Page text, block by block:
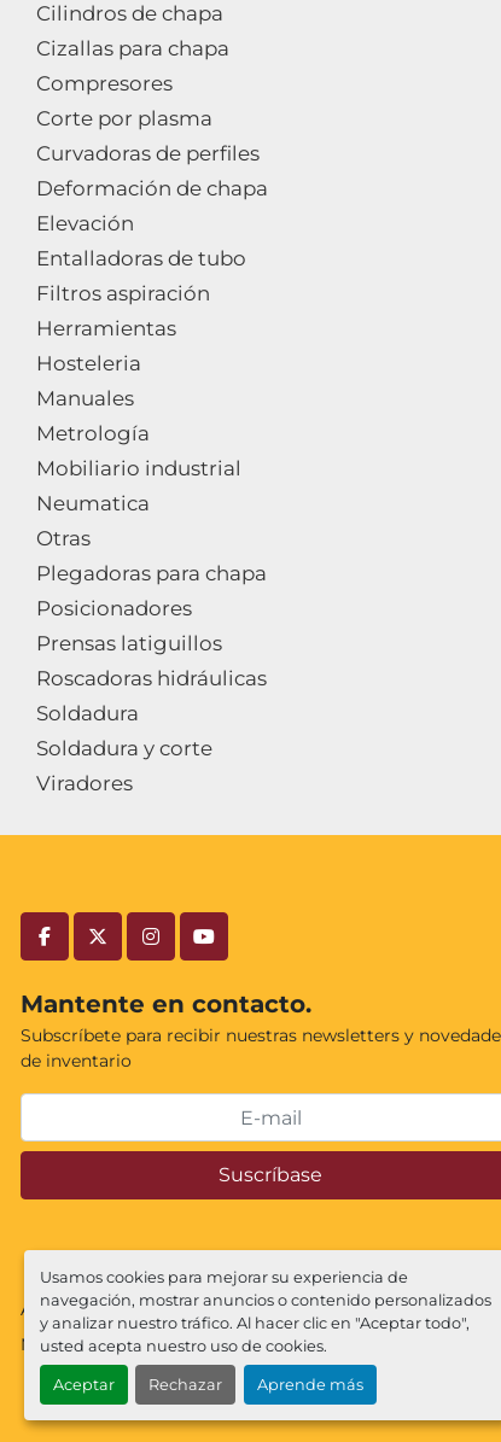
Usamos cookies para mejorar su experiencia de
navegación, mostrar anuncios o contenido personalizados
y analizar nuestro tráfico. Al hacer clic en "Aceptar todo",
usted acepta nuestro uso de cookies.
Aceptar Rechazar Aprende más
Cilindros de chapa
Cizallas para chapa
Compresores
Corte por plasma
Curvadoras de perfiles
Deformación de chapa
Elevación
Entalladoras de tubo
Filtros aspiración
Herramientas
Hosteleria
Manuales
Metrología
Mobiliario industrial
Neumatica
Otras
Plegadoras para chapa
Posicionadores
Prensas latiguillos
Roscadoras hidráulicas
Soldadura
Soldadura y corte
Viradores
facebooktwitterinstagramyoutube
Mantente en contacto.
Subscríbete para recibir nuestras newsletters y
de inventario
Suscríbase
Administrar cookies
Machinio Systemsitio web deMachinio